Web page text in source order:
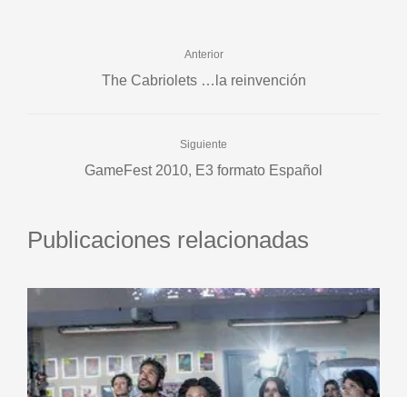
Anterior
The Cabriolets …la reinvención
Siguiente
GameFest 2010, E3 formato Español
Publicaciones relacionadas